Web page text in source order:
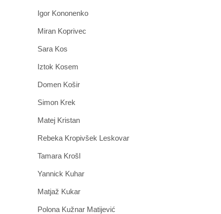
Igor Kononenko
Miran Koprivec
Sara Kos
Iztok Kosem
Domen Košir
Simon Krek
Matej Kristan
Rebeka Kropivšek Leskovar
Tamara Krošl
Yannick Kuhar
Matjaž Kukar
Polona Kužnar Matijević